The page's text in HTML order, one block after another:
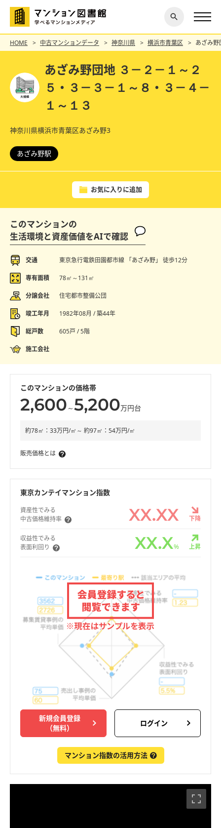
探す
閉じ
る
HOME 中古マンションデータ 神奈川県 横浜市青葉区 あざみ
あざみ野団地 ３－２－１～２
５・３－３－１～８・３－４－
１～１３
神奈川県横浜市青葉区あざみ野3
あざみ野駅
お気に入りに追加
このマンションの
生活環境と資産価値をAIで確認
交通 東京急行電鉄田園都市線 「あざみ野」 徒歩12分
専有面積 78㎡～131㎡
分譲会社 住宅都市整備公団
竣工年月 1982年08月 / 築44年
総戸数 605戸 / 5階
施工会社
このマンションの価格帯
2,600 ～5,200万円台
約78㎡：33万円/㎡～ 約97㎡：54万円/㎡
販売価格とは
東京カンテイマンション指数
資産性でみる
中古価格維持率
XX.XX 下降
収益性でみる
表面利回り
XX.X% 上昇
新規会員登録
（無料）
ログイン
マンション指数の活用方法